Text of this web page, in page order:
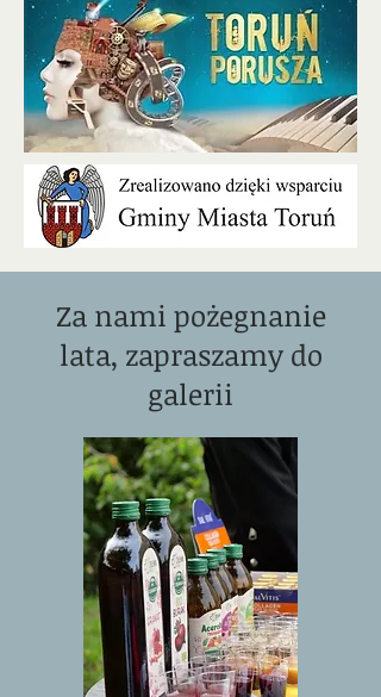
Za nami pożegnanie
lata, zapraszamy do
galerii